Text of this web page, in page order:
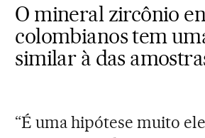
O mineral zircônio
colombianos tem
similar à das
“É uma hipótese muito